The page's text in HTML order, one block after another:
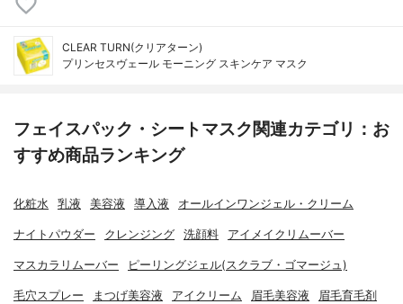
CLEAR TURN(クリアターン)
プリンセスヴェール モーニング スキンケア マスク
フェイスパック・シートマスク関連カテゴリ：お
すすめ商品ランキング
化粧水 乳液 美容液 導入液 オールインワンジェル・クリーム
ナイトパウダー クレンジング 洗顔料 アイメイクリムーバー
マスカラリムーバー ピーリングジェル(スクラブ・ゴマージュ)
毛穴スプレー まつげ美容液 アイクリーム 眉毛美容液 眉毛育毛剤